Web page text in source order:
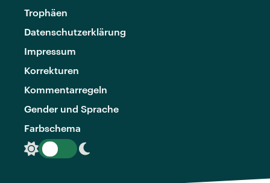
Trophäen
Datenschutzerklärung
Impressum
Korrekturen
Kommentarregeln
Gender und Sprache
Farbschema